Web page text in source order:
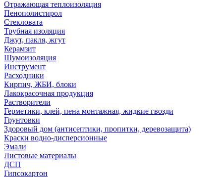
Отражающая теплоизоляция
Пенополистирол
Стекловата
Трубная изоляция
Джут, пакля, жгут
Керамзит
Шумоизоляция
Инструмент
Расходники
Кирпич, ЖБИ, блоки
Лакокрасочная продукция
Растворители
Герметики, клей, пена монтажная, жидкие гвозди
Грунтовки
Здоровый дом (антисептики, пропитки, деревозащита)
Краски водно-дисперсионные
Эмали
Листовые материалы
ДСП
Гипсокартон